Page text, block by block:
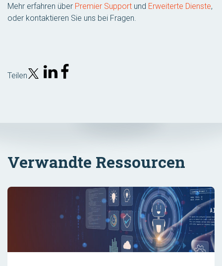
Mehr erfahren über Premier Support und Erweiterte Dienste,
oder kontaktieren Sie uns bei Fragen.
Teilen
Verwandte Ressourcen